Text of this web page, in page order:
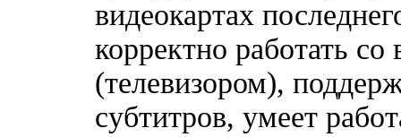
видеокартах
корректно работать
(телевизором),
субтитров, умеет